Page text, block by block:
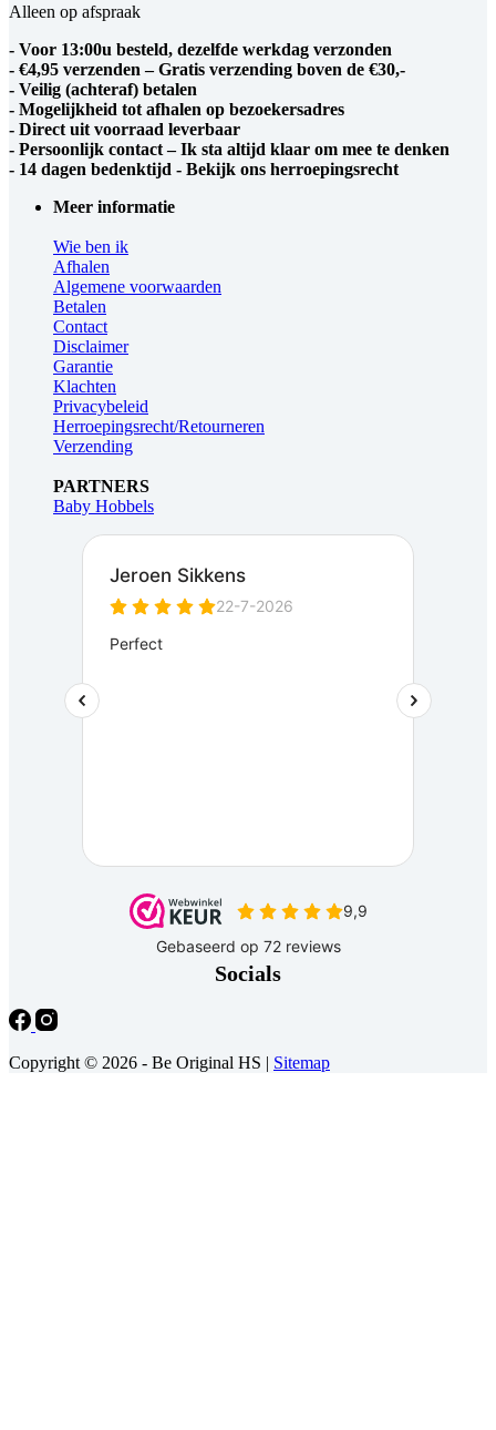
Alleen op afspraak
- Voor 13:00u besteld, dezelfde werkdag verzonden
- €4,95 verzenden – Gratis verzending boven de €30,-
- Veilig (achteraf) betalen
- Mogelijkheid tot afhalen op bezoekersadres
- Direct uit voorraad leverbaar
- Persoonlijk contact – Ik sta altijd klaar om mee te denken
- 14 dagen bedenktijd - Bekijk ons herroepingsrecht
Meer informatie
Wie ben ik
Afhalen
Algemene voorwaarden
Betalen
Contact
Disclaimer
Garantie
Klachten
Privacybeleid
Herroepingsrecht/Retourneren
Verzending
PARTNERS
Baby Hobbels
Socials
Copyright © 2026 - Be Original HS | Sitemap